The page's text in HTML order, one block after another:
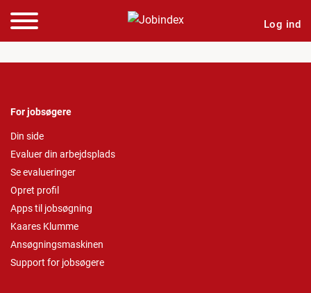
Log ind
For jobsøgere
Din side
Evaluer din arbejdsplads
Se evalueringer
Opret profil
Apps til jobsøgning
Kaares Klumme
Ansøgningsmaskinen
Support for jobsøgere